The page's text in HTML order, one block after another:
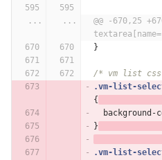
... ...
@@ -670,25
}
/* vm list
.vm-list-
{
background-
}
.vm-list-